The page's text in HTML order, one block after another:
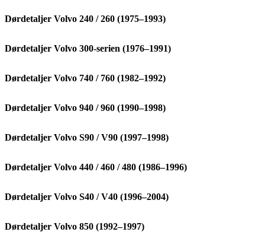
Dørdetaljer Volvo 240 / 260 (1975–1993)
Dørdetaljer Volvo 300-serien (1976–1991)
Dørdetaljer Volvo 740 / 760 (1982–1992)
Dørdetaljer Volvo 940 / 960 (1990–1998)
Dørdetaljer Volvo S90 / V90 (1997–1998)
Dørdetaljer Volvo 440 / 460 / 480 (1986–1996)
Dørdetaljer Volvo S40 / V40 (1996–2004)
Dørdetaljer Volvo 850 (1992–1997)